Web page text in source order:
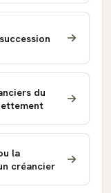
du
la
créancier